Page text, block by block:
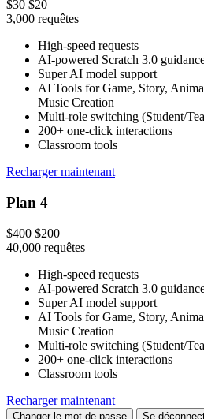
$30 $20
3,000 requêtes
High-speed requests
AI-powered Scratch 3.0
Super AI model support
AI Tools for Game, Story,
Music Creation
Multi-role switching (Student/
200+ one-click interactions
Classroom tools
Recharger maintenant
Plan 4
$400 $200
40,000 requêtes
High-speed requests
AI-powered Scratch 3.0
Super AI model support
AI Tools for Game, Story,
Music Creation
Multi-role switching (Student/
200+ one-click interactions
Classroom tools
Recharger maintenant
Changer le mot de passe Se